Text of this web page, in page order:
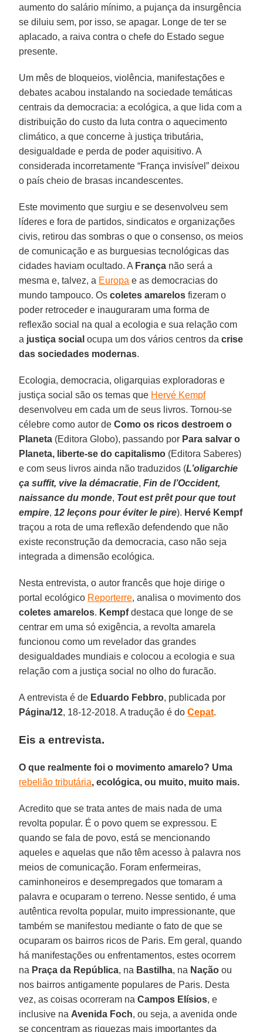
aumento do salário mínimo, a pujança da insurgência
se diluiu sem, por isso, se apagar. Longe de ter se
aplacado, a raiva contra o chefe do Estado segue
presente.
Um mês de bloqueios, violência, manifestações e
debates acabou instalando na sociedade temáticas
centrais da democracia: a ecológica, a que lida com a
distribuição do custo da luta contra o aquecimento
climático, a que concerne à justiça tributária,
desigualdade e perda de poder aquisitivo. A
considerada incorretamente “França invisível” deixou
o país cheio de brasas incandescentes.
Este movimento que surgiu e se desenvolveu sem
líderes e fora de partidos, sindicatos e organizações
civis, retirou das sombras o que o consenso, os meios
de comunicação e as burguesias tecnológicas das
cidades haviam ocultado. A França não será a
mesma e, talvez, a Europa e as democracias do
mundo tampouco. Oscoletes amarelos fizeram o
poder retroceder e inauguraram uma forma de
reflexão social na qual a ecologia e sua relação com
a justiça social ocupa um dos vários centros dacrise
das sociedades modernas.
Ecologia, democracia, oligarquias exploradoras e
justiça social são os temas que Hervé Kempf
desenvolveu em cada um de seus livros. Tornou-se
célebre como autor deComo os ricos destroem o
Planeta (Editora Globo), passando por Para salvar o
Planeta, liberte-se do capitalismo (Editora Saberes)
e com seus livros ainda não traduzidos (L’oligarchie
ça suffit, vive la démacratie,Fin de l’Occident,
naissance du monde, Tout est prêt pour que tout
empire,12 leçons pour éviter le pire). Hervé Kempf
traçou a rota de uma reflexão defendendo que não
existe reconstrução da democracia, caso não seja
integrada a dimensão ecológica.
Nesta entrevista, o autor francês que hoje dirige o
portal ecológico Reporterre, analisa o movimento dos
coletes amarelos. Kempfdestaca que longe de se
centrar em uma só exigência, a revolta amarela
funcionou como um revelador das grandes
desigualdades mundiais e colocou a ecologia e sua
relação com a justiça social no olho do furacão.
A entrevista é de Eduardo Febbro, publicada por
Página/12, 18-12-2018. A tradução é doCepat.
Eis a entrevista.
O que realmente foi o movimento amarelo? Uma
rebelião tributária, ecológica, ou muito, muito mais.
Acredito que se trata antes de mais nada de uma
revolta popular. É o povo quem se expressou. E
quando se fala de povo, está se mencionando
aqueles e aquelas que não têm acesso à palavra nos
meios de comunicação. Foram enfermeiras,
caminhoneiros e desempregados que tomaram a
palavra e ocuparam o terreno. Nesse sentido, é uma
autêntica revolta popular, muito impressionante, que
também se manifestou mediante o fato de que se
ocuparam os bairros ricos de Paris. Em geral, quando
há manifestações ou enfrentamentos, estes ocorrem
na Praça da República, na Bastilha, na Nação ou
nos bairros antigamente populares de Paris. Desta
vez, as coisas ocorreram naCampos Elísios, e
inclusive na Avenida Foch, ou seja, a avenida onde
se concentram as riquezas mais importantes da